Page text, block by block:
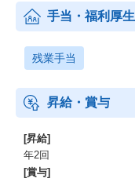
手当・福利厚生
残業手当
昇給・賞与
[昇給]
年2回
[賞与]